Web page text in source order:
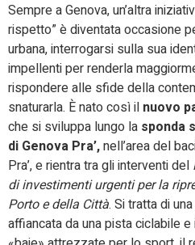
Sempre a Genova, un’altra
rispetto” è diventata occasione
urbana, interrogarsi sulla sua
impellenti per renderla
rispondere alle sfide della
snaturarla. È nato così il nuovo
che si sviluppa lungo la sponda
di Genova Pra’,nell’area del
Pra’, e rientra tra gli interventi del
di investimenti urgenti per la
Porto e della Città. Si tratta di
affiancata da una pista ciclabile